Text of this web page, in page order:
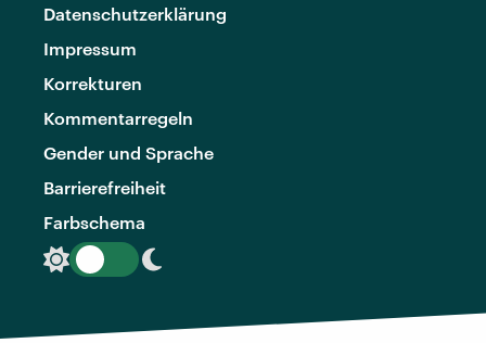
Datenschutzerklärung
Impressum
Korrekturen
Kommentarregeln
Gender und Sprache
Barrierefreiheit
Farbschema